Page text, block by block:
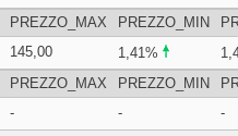
PREZZO_MAX PREZZO_MIN
145,00 1,41%
PREZZO_MAX PREZZO_MIN
- -
-